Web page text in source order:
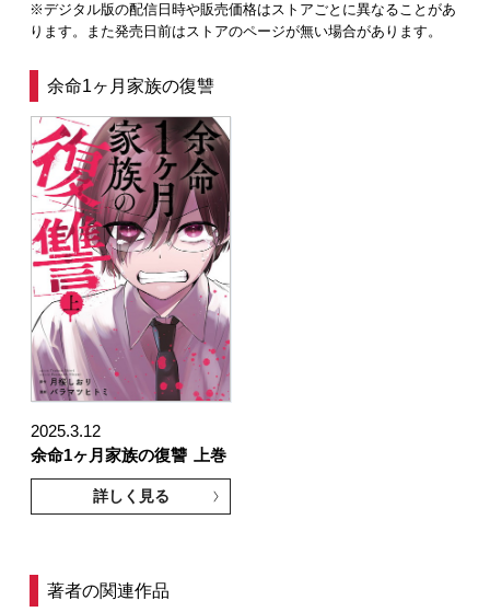
※デジタル版の配信日時や販売価格はストアごとに異なることがあ
ります。また発売日前はストアのページが無い場合があります。
余命1ヶ月家族の復讐
2025.3.12
余命1ヶ月家族の復讐
上巻
詳しく見る
著者の関連作品